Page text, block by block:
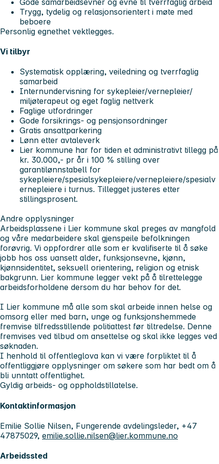
Trygg, tydelig og relasjonsorientert i møte med
beboere
Personlig egnethet vektlegges.
Vi tilbyr
Systematisk opplæring, veiledning og tverrfaglig
samarbeid
Internundervisning for sykepleier/vernepleier/
miljøterapeut og eget faglig nettverk
Faglige utfordringer
Gode forsikrings- og pensjonsordninger
Gratis ansattparkering
Lønn etter avtaleverk
Lier kommune har for tiden et administrativt tillegg på
kr. 30.000,- pr år i 100 % stilling over
garantilønnstabell for
sykepleiere/spesialsykepleiere/vernepleiere/spesialv
ernepleiere i turnus. Tillegget justeres etter
stillingsprosent.
Andre opplysninger
Arbeidsplassene i Lier kommune skal preges av mangfold
og våre medarbeidere skal gjenspeile befolkningen
forøvrig. Vi oppfordrer alle som er kvalifiserte til å søke
jobb hos oss uansett alder, funksjonsevne, kjønn,
kjønnsidentitet, seksuell orientering, religion og etnisk
bakgrunn. Lier kommune legger vekt på å tilrettelegge
arbeidsforholdene dersom du har behov for det.
I Lier kommune må alle som skal arbeide innen helse og
omsorg eller med barn, unge og funksjonshemmede
fremvise tilfredsstillende politiattest før tiltredelse. Denne
fremvises ved tilbud om ansettelse og skal ikke legges ved
søknaden.
I henhold til offentleglova kan vi være forpliktet til å
offentliggjøre opplysninger om søkere som har bedt om å
bli unntatt offentlighet.
Gyldig arbeids- og oppholdstillatelse.
Kontaktinformasjon
Emilie Sollie Nilsen, Fungerende avdelingsleder, +47
47875029, emilie.sollie.nilsen@lier.kommune.no
Arbeidssted